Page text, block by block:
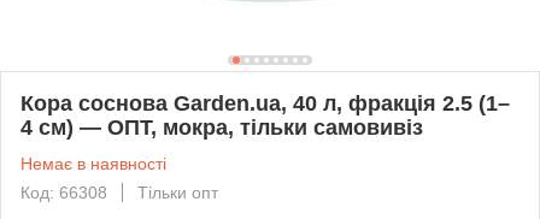
Кора соснова Garden.ua, 40 л, фракція 2.5 (1–
4 см) — ОПТ, мокра, тільки самовивіз
Немає в наявності
Код: 66308
Тільки опт